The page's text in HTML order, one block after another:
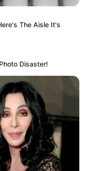
She's A Modeling
The Aisle It's
Disaster!